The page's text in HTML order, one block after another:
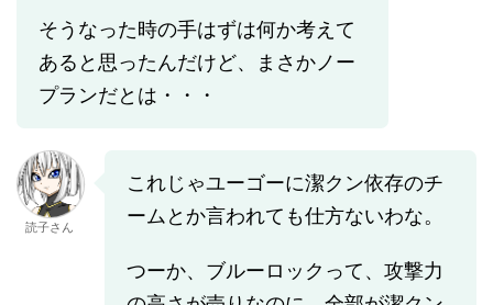
そうなった時の手はずは何か考えて
あると思ったんだけど、まさかノー
プランだとは・・・
読子さん
これじゃユーゴーに潔クン依存のチ
ームとか言われても仕方ないわな。
つーか、ブルーロックって、攻撃力